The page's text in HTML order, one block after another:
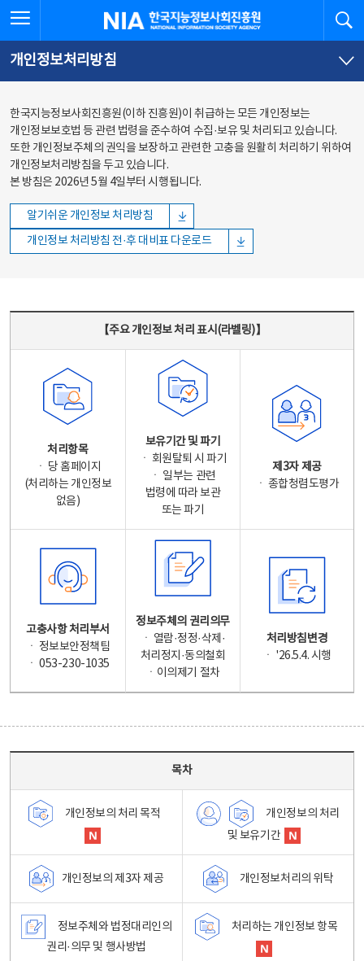
바로가기
바로가기
한국지능정보사회진흥원
개인정보처리방침
한국지능정보사회진흥원(이하 진흥원)이 취급하는 모든 개인정보는
개인정보보호법 등 관련 법령을 준수하여 수집·보유 및 처리되고 있습니다.
또한 개인정보주체의 권익을 보장하고 관련한 고충을 원활히 처리하기 위하여
개인정보처리방침을 두고 있습니다.
본 방침은 2026년 5월 4일부터 시행됩니다.
알기쉬운 개인정보 처리방침
개인정보 처리방침 전·후 대비표 다운로드
【주요 개인정보 처리 표시(라벨링)】
처리항목
ㆍ 당 홈페이지
(처리하는 개인정보
없음)
보유기간 및 파기
ㆍ 회원탈퇴 시 파기
ㆍ 일부는 관련
법령에 따라 보관
또는 파기
제3자 제공
ㆍ 종합청렴도평가
고충사항 처리부서
ㆍ 정보보안정책팀
ㆍ 053-230-1035
정보주체의 권리의무
ㆍ 열람·정정·삭제·
처리정지·동의철회
ㆍ이의제기 절차
처리방침변경
ㆍ '26.5.4. 시행
목차
개인정보의 처리 목적
개인정보의 처리
및 보유기간
개인정보의 제3자 제공 개인정보처리의 위탁
정보주체와 법정대리인의
권리·의무 및 행사방법
처리하는 개인정보 항목